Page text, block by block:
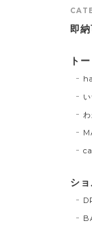
即
ト
シ